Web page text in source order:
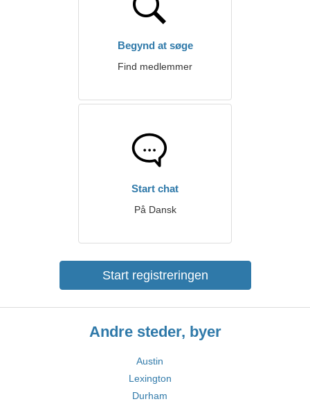
Begynd at søge
Find medlemmer
Start chat
På Dansk
Start registreringen
Andre steder, byer
Austin
Lexington
Durham